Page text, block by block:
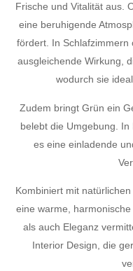
Frische und Vitalität aus.
eine beruhigende
fördert. In
ausgleichende Wirkung,
wodurch sie
Zudem bringt Grün ein
belebt die Umgebung.
es eine einladende
Kombiniert mit
eine warme,
als auch Eleganz
Interior Design, die